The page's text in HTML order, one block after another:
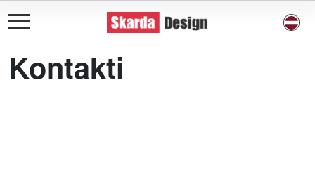
Kontakti